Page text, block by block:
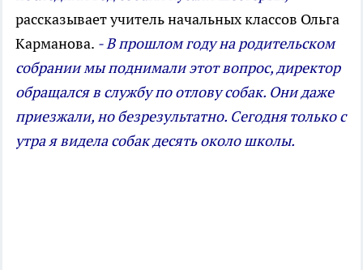
рассказывает учитель начальных классов Ольга
Карманова. - В прошлом году на родительском
собрании мы поднимали этот вопрос, директор
обращался в службу по отлову собак. Они даже
приезжали, но безрезультатно. Сегодня только с
утра я видела собак десять около школы.